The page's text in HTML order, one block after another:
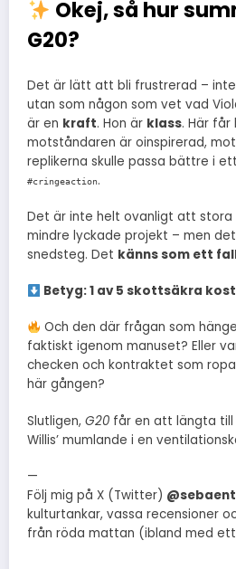
Okej, så hur
G20?
Det är lätt att bli frustrerad –
utan som någon som vet vad
är en kraft. Hon är klass. Här
motståndaren är oinspirerad,
replikerna skulle passa bättre i
#cringeaction.
Det är inte helt ovanligt att stora
mindre lyckade projekt – men
snedsteg. Det känns som ett
Betyg: 1 av 5 skottsäkra
Och den där frågan som
faktiskt igenom manuset? Eller
checken och kontraktet som
här gången?
Slutligen, G20 får en att längta
Willis’ mumlande i en
—
Följ mig på X (Twitter)
kulturtankar, vassa recensioner
från röda mattan (ibland med ett